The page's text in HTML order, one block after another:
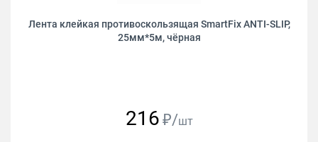
Лента клейкая противоскользящая SmartFix ANTI-SLIP,
25мм*5м, чёрная
216 ₽/шт